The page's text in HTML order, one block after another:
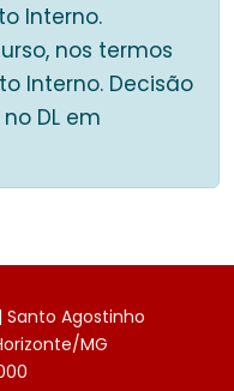
Interno.
nos termos
Interno. Decisão
DL em
Santo Agostinho
MG